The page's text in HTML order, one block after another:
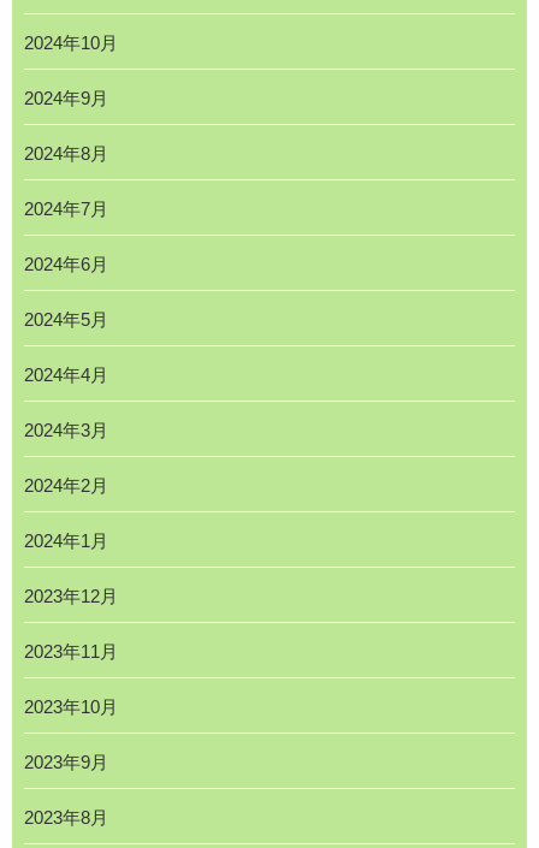
2024年10月
2024年9月
2024年8月
2024年7月
2024年6月
2024年5月
2024年4月
2024年3月
2024年2月
2024年1月
2023年12月
2023年11月
2023年10月
2023年9月
2023年8月